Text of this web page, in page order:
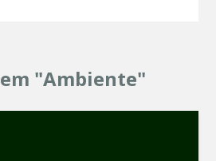
"Ambiente"